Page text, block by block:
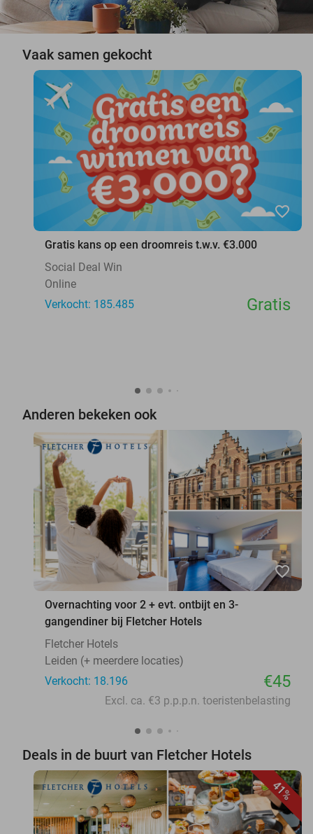
Vaak samen gekocht
favorite_border
Gratis kans op een droomreis t.w.v. €3.000
Social Deal Win
Online
Verkocht: 185.485
Gratis
Anderen bekeken ook
favorite_border
Overnachting voor 2 + evt. ontbijt en 3-
gangendiner bij Fletcher Hotels
Fletcher Hotels
Leiden (+ meerdere locaties)
Verkocht: 18.196
€45
Excl. ca. €3 p.p.p.n. toeristenbelasting
Deals in de buurt van Fletcher Hotels
41%